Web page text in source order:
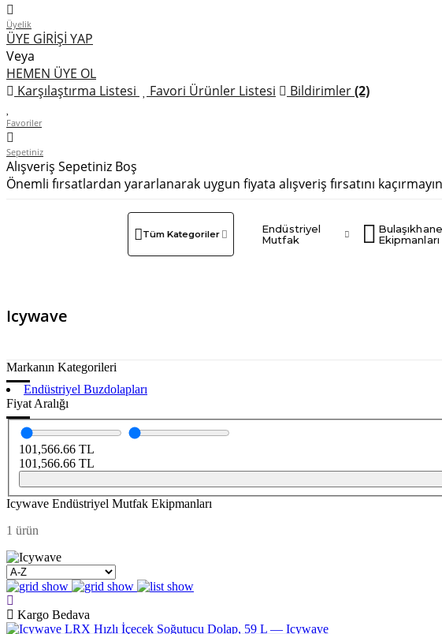
Üyelik
ÜYE GİRİŞİ YAP
Veya
HEMEN ÜYE OL
Karşılaştırma Listesi
Favori Ürünler Listesi Bildirimler(2)
Favoriler
Sepetiniz
Alışveriş Sepetiniz Boş
Önemli fırsatlardan yararlanarak uygun fiyata alışveriş fırsatını kaçırmayın
Tüm Kategoriler
Endüstriyel
Mutfak
Bulaşıkhane
Ekipmanları
Icywave
Markanın Kategorileri
Endüstriyel Buzdolapları
Fiyat Aralığı
101,566.66 TL
101,566.66 TL
Icywave Endüstriyel Mutfak Ekipmanları
1 ürün
Kargo Bedava